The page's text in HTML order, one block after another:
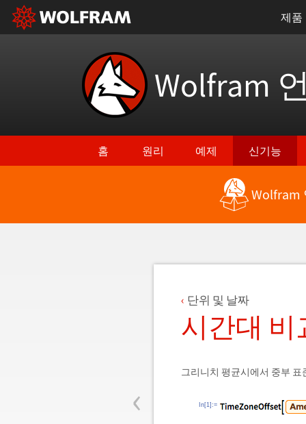
제품
Wolfram
홈 원리 예제 신기능
Wolfram
‹
단위 및 날짜
시간대 비
그리니치 평균시에서 중부
In[1]:=